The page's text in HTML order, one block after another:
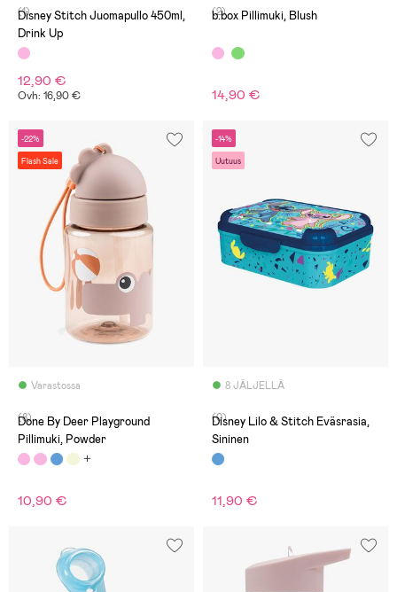
(1)
Disney Stitch Juomapullo 450ml,
Drink Up
12,90 €
Ovh: 16,90 €
(2)
b.box Pillimuki, Blush
14,90 €
-22%
Flash Sale
Varastossa
(8)
Done By Deer Playground
Pillimuki, Powder
10,90 €
-14%
Uutuus
8 JÄLJELLÄ
(0)
Disney Lilo & Stitch Eväsrasia,
Sininen
11,90 €